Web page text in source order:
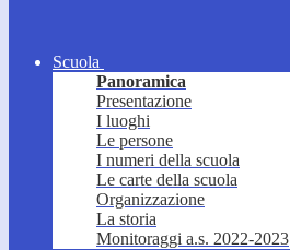
Scuola
Panoramica
Presentazione
I luoghi
Le persone
I numeri della scuola
Le carte della scuola
Organizzazione
La storia
Monitoraggi a.s. 2022-2023